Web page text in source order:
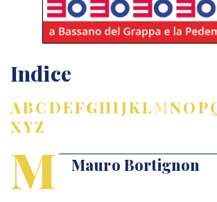
Indice
ABCDEFGHIJKLMNOP
XYZ
M Mauro Bortignon